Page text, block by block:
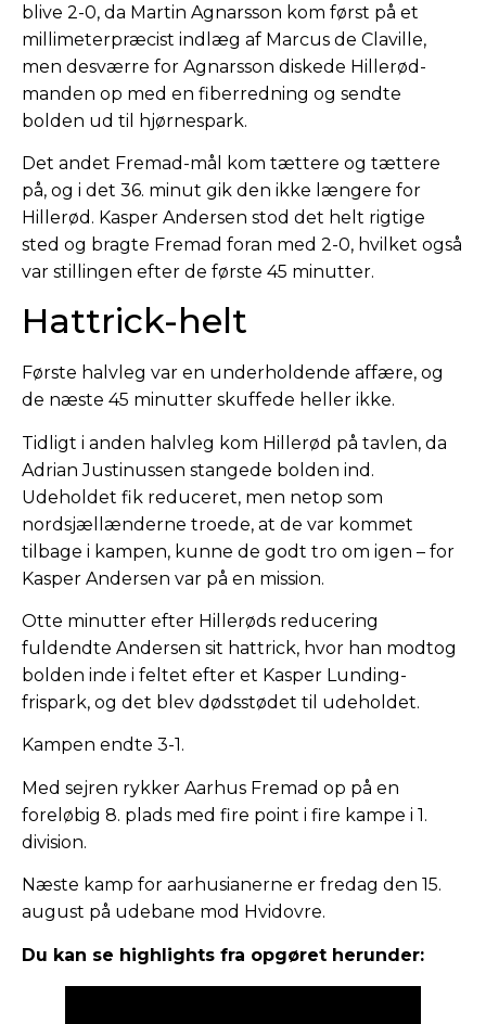
blive 2-0, da Martin Agnarsson kom først på et
millimeterpræcist indlæg af Marcus de Claville,
men desværre for Agnarsson diskede Hillerød-
manden op med en fiberredning og sendte
bolden ud til hjørnespark.
Det andet Fremad-mål kom tættere og tættere
på, og i det 36. minut gik den ikke længere for
Hillerød. Kasper Andersen stod det helt rigtige
sted og bragte Fremad foran med 2-0, hvilket også
var stillingen efter de første 45 minutter.
Hattrick-helt
Første halvleg var en underholdende affære, og
de næste 45 minutter skuffede heller ikke.
Tidligt i anden halvleg kom Hillerød på tavlen, da
Adrian Justinussen stangede bolden ind.
Udeholdet fik reduceret, men netop som
nordsjællænderne troede, at de var kommet
tilbage i kampen, kunne de godt tro om igen – for
Kasper Andersen var på en mission.
Otte minutter efter Hillerøds reducering
fuldendte Andersen sit hattrick, hvor han modtog
bolden inde i feltet efter et Kasper Lunding-
frispark, og det blev dødsstødet til udeholdet.
Kampen endte 3-1.
Med sejren rykker Aarhus Fremad op på en
foreløbig 8. plads med fire point i fire kampe i 1.
division.
Næste kamp for aarhusianerne er fredag den 15.
august på udebane mod Hvidovre.
Du kan se highlights fra opgøret herunder: